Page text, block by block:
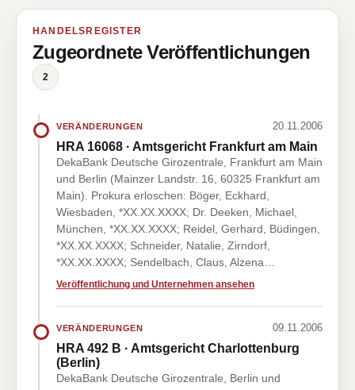
HANDELSREGISTER
Zugeordnete Veröffentlichungen
2
VERÄNDERUNGEN 20.11.2006
HRA 16068 · Amtsgericht Frankfurt am Main
DekaBank Deutsche Girozentrale, Frankfurt am Main
und Berlin (Mainzer Landstr. 16, 60325 Frankfurt am
Main). Prokura erloschen: Böger, Eckhard,
Wiesbaden, *XX.XX.XXXX; Dr. Deeken, Michael,
München, *XX.XX.XXXX; Reidel, Gerhard, Büdingen,
*XX.XX.XXXX; Schneider, Natalie, Zirndorf,
*XX.XX.XXXX; Sendelbach, Claus, Alzena…
Veröffentlichung und Unternehmen ansehen
VERÄNDERUNGEN 09.11.2006
HRA 492 B · Amtsgericht Charlottenburg
(Berlin)
DekaBank Deutsche Girozentrale, Berlin und